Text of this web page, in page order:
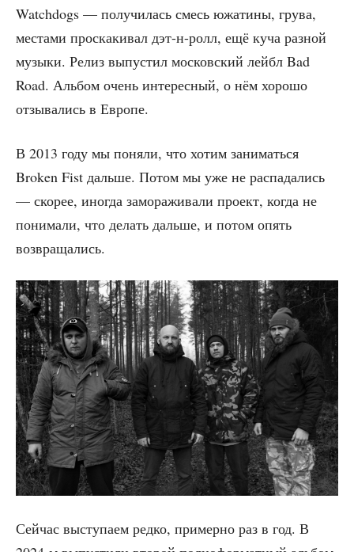
Watchdogs — полу­чи­лась смесь южа­ти­ны, гру­ва,
места­ми про­ска­ки­вал дэт-н-ролл, ещё куча раз­ной
музы­ки. Релиз выпу­стил мос­ков­ский лей­бл Bad
Road. Аль­бом очень инте­рес­ный, о нём хоро­шо
отзы­ва­лись в Европе.
В 2013 году мы поня­ли, что хотим зани­мать­ся
Broken Fist даль­ше. Потом мы уже не рас­па­да­лись
— ско­рее, ино­гда замо­ра­жи­ва­ли про­ект, когда не
пони­ма­ли, что делать даль­ше, и потом опять
возвращались.
Сей­час высту­па­ем ред­ко, при­мер­но раз в год. В